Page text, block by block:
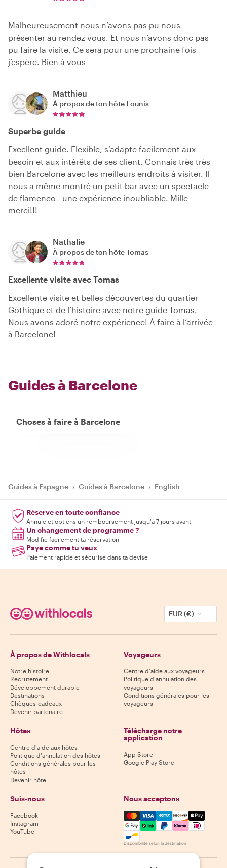
Malheureusement nous n’avons pas pu nous
présenter au rendez vous. Et nous n’avons donc pas
pu faire la visite. Ce sera pour une prochaine fois
j’espère. Bien à vous
Matthieu
À propos de ton hôte Lounis
Superbe guide
Excellent guide. Flexible, s’adapte facilement aux
besoin et aux intérêts de ses client. Connais très très
bien Barcelone avec les meilleurs endroits à visiter. Il
nous a même montré un petit bar avec un spectacle
de flamenco - une expérience inoubliable. Mille
merci!!!
Nathalie
À propos de ton hôteTomas
Excellente visite avec Tomas
Excellente visite et belles découvertes du quartier
Gothique et de l’histoire avec notre guide Tomas.
Nous avons adoré notre expérience! À faire à l’arrivée
à Barcelone!
Guides à Barcelone
Choses à faire à Barcelone
Guides à Espagne › Guides à Barcelone › English
Réserve en toute confiance
Annule et obtiens un remboursement jusqu'à 7 jours avant
Un changement de programme ?
Modifie facilement ta réservation
Paye comme tu veux
Paiement rapide et sécurisé dans ta devise
EUR (€)
À propos de Withlocals
Notre histoire
Recrutement
Développement durable
Destinations
Chèques-cadeaux
Devenir partenaire
Voyageurs
Centre d'aide aux voyageurs
Politique d'annulation des
voyageurs
Conditions générales pour les
voyageurs
Hôtes
Centre d'aide aux hôtes
Politique d'annulation des hôtes
Conditions générales pour les
hôtes
Devenir hôte
Télécharge notre
application
App Store
Google Play Store
Suis-nous
Facebook
Instagram
YouTube
Nous acceptons
Mastercard, Visa, Amex,
Disponibilité selon la destination